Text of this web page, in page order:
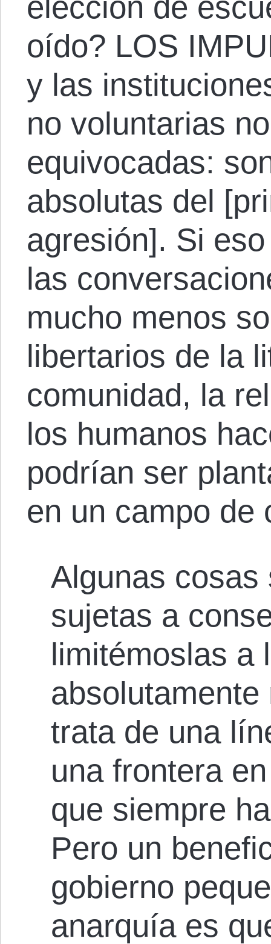
elección de
oído? LOS
y las
no voluntarias
equivocadas:
absolutas del
agresión]. Si
las
mucho menos
libertarios de la
comunidad, la
los humanos
podrían ser
en un campo
Algunas
sujetas a
limitémoslas a
trata de una
una frontera
que siempre
Pero un
gobierno
anarquía es